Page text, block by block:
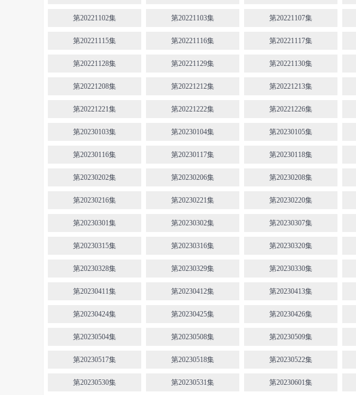
第20221102集 第20221103集 第20221107集
第20221115集 第20221116集 第20221117集
第20221128集 第20221129集 第20221130集
第20221208集 第20221212集 第20221213集
第20221221集 第20221222集 第20221226集
第20230103集 第20230104集 第20230105集
第20230116集 第20230117集 第20230118集
第20230202集 第20230206集 第20230208集
第20230216集 第20230221集 第20230220集
第20230301集 第20230302集 第20230307集
第20230315集 第20230316集 第20230320集
第20230328集 第20230329集 第20230330集
第20230411集 第20230412集 第20230413集
第20230424集 第20230425集 第20230426集
第20230504集 第20230508集 第20230509集
第20230517集 第20230518集 第20230522集
第20230530集 第20230531集 第20230601集